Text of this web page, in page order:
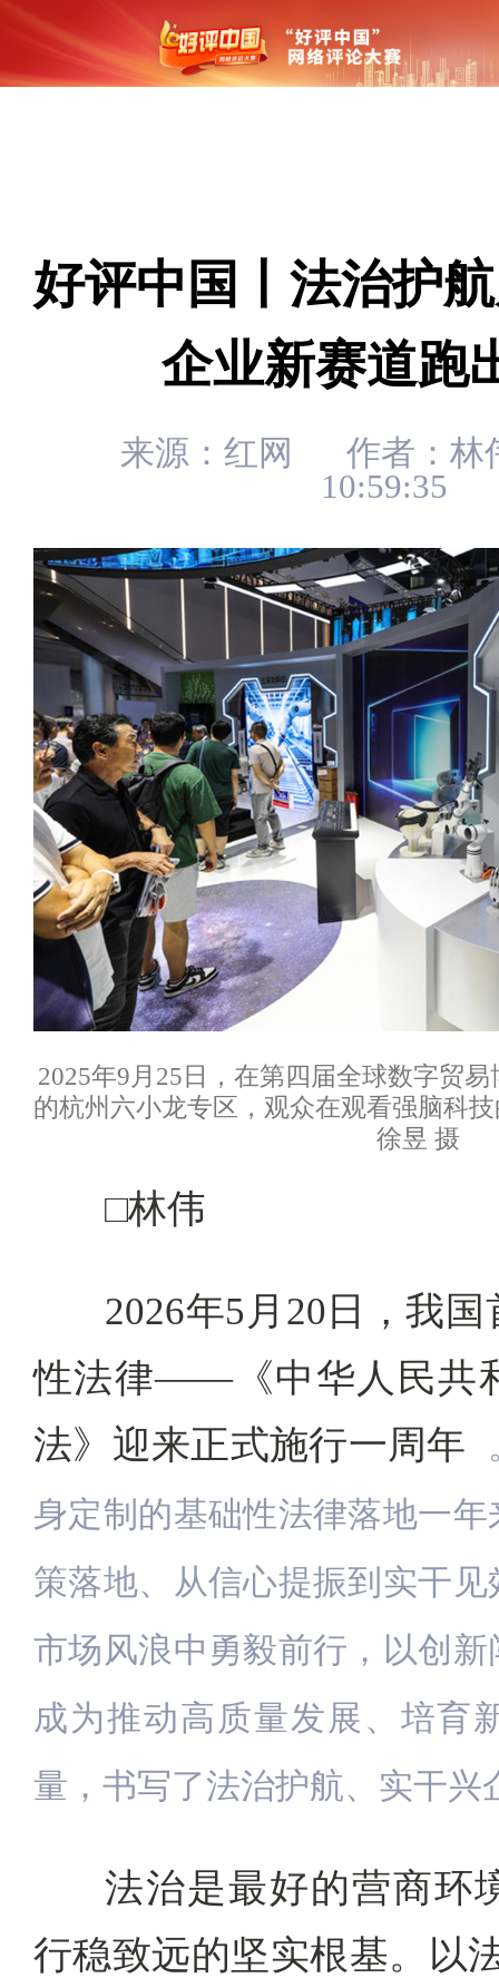
好评中国丨法治护
企业新赛道跑
来源：红网
作者：
10:59:35
2025年9月25日，在第四届全球数字贸
的杭州六小龙专区，观众在观看强脑科
徐昱 摄
□林伟
2026年5月20日，我
性法律——《中华人民共
法》迎来正式施行一周年
身定制的基础性法律落地一
策落地、从信心提振到实干
市场风浪中勇毅前行，以创
成为推动高质量发展、培育
量，书写了法治护航、实干兴
法治是最好的营商环
行稳致远的坚实根基。以